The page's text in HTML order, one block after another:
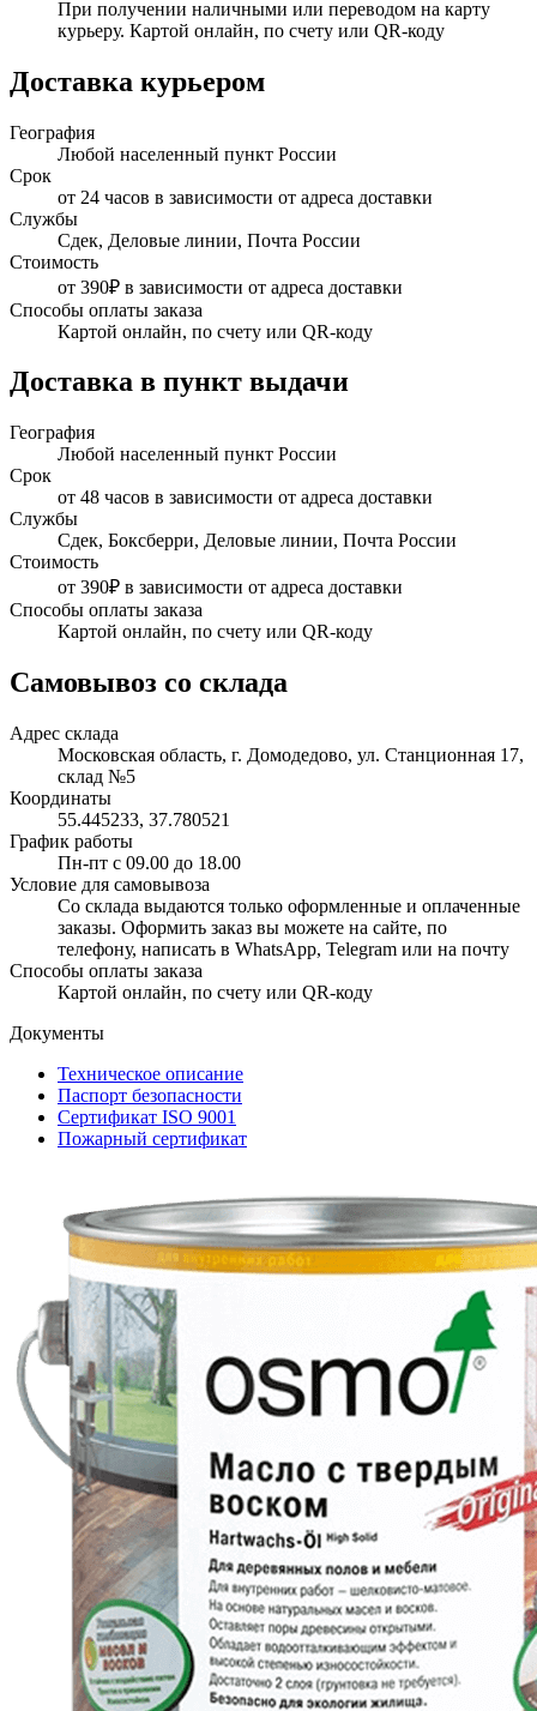
При получении наличными или переводом на карту
курьеру. Картой онлайн, по счету или QR-коду
Доставка курьером
География
Любой населенный пункт России
Срок
от 24 часов в зависимости от адреса доставки
Службы
Сдек, Деловые линии, Почта России
Стоимость
от 390₽ в зависимости от адреса доставки
Способы оплаты заказа
Картой онлайн, по счету или QR-коду
Доставка в пункт выдачи
География
Любой населенный пункт России
Срок
от 48 часов в зависимости от адреса доставки
Службы
Сдек, Боксберри, Деловые линии, Почта России
Стоимость
от 390₽ в зависимости от адреса доставки
Способы оплаты заказа
Картой онлайн, по счету или QR-коду
Самовывоз со склада
Адрес склада
Московская область, г. Домодедово, ул. Станционная 17,
склад №5
Координаты
55.445233, 37.780521
График работы
Пн-пт с 09.00 до 18.00
Условие для самовывоза
Со склада выдаются только оформленные и оплаченные
заказы. Оформить заказ вы можете на сайте, по
телефону, написать в WhatsApp, Telegram или на почту
Способы оплаты заказа
Картой онлайн, по счету или QR-коду
Документы
Техническое описание
Паспорт безопасности
Сертификат ISO 9001
Пожарный сертификат